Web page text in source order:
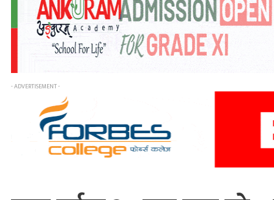
- ADVERTISEMENT -